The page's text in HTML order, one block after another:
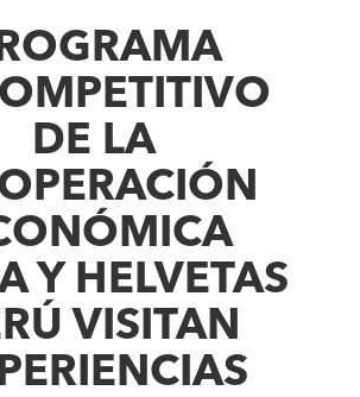
DE LA
Y HELVETAS
VISITAN